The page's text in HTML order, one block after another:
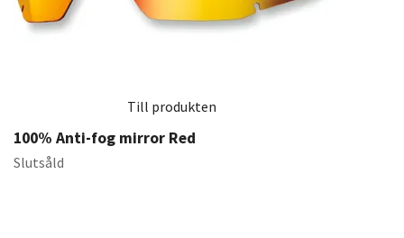
Till produkten
100% Anti-fog mirror Red
Slutsåld